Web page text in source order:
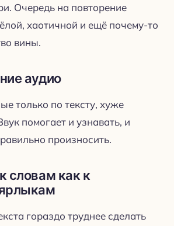
Очередь на повторение
хаотичной и ещё почему-то
вины.
аудио
только по тексту, хуже
помогает и узнавать, и
произносить.
словам как к
гораздо труднее сделать